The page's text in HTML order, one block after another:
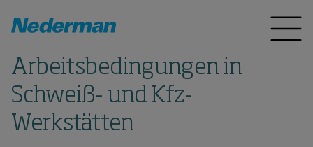
Arbeitsbedingungen in
Schweiß- und Kfz-
Werkstätten